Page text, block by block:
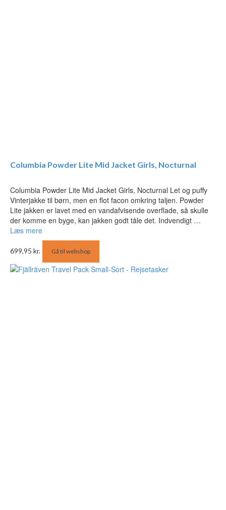
Columbia Powder Lite Mid Jacket Girls, Nocturnal
Columbia Powder Lite Mid Jacket Girls, Nocturnal Let og puffy
Vinterjakke til børn, men en flot facon omkring taljen. Powder
Lite jakken er lavet med en vandafvisende overflade, så skulle
der komme en byge, kan jakken godt tåle det. Indvendigt …
Læs mere
699,95 kr. Gå til webshop